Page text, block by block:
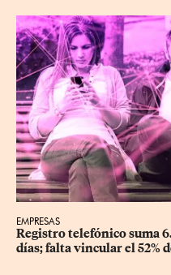
EMPRESAS
Registro telefónico suma
días; falta vincular el 52%